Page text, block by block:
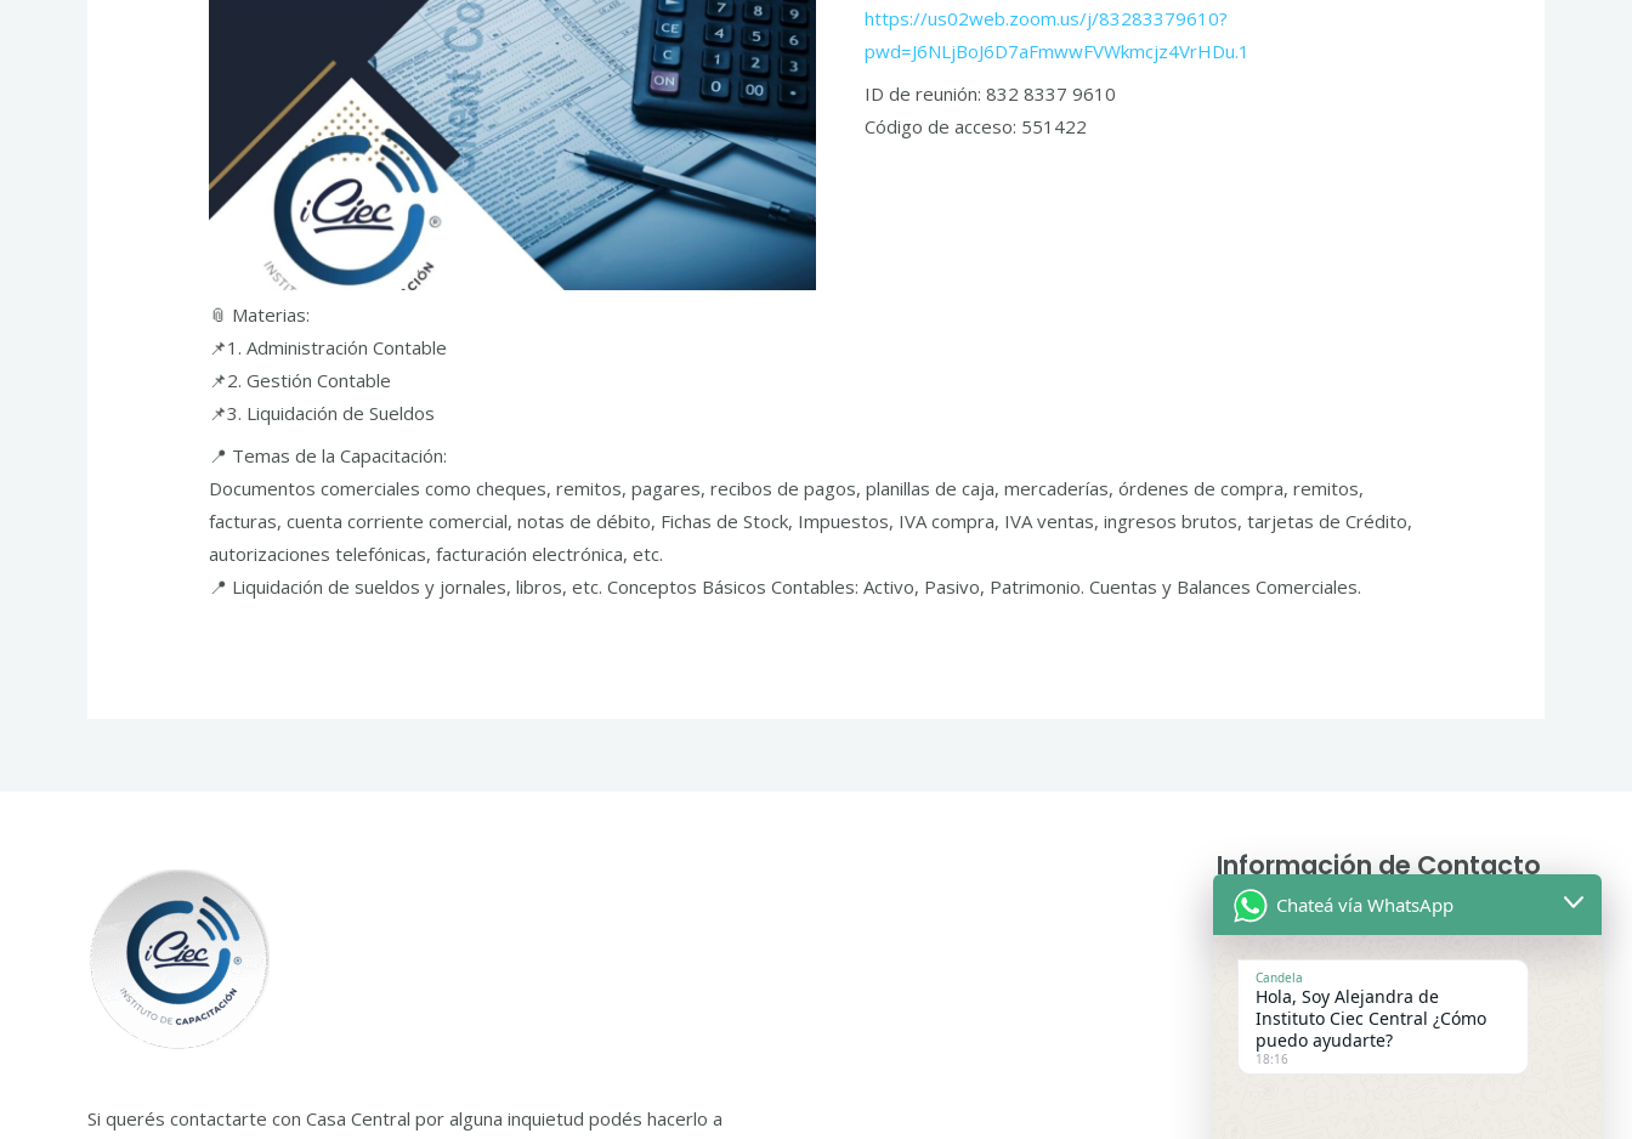
https://us02web.zoom.us/j/83283379610?
pwd=J6NLjBoJ6D7aFmwwFVWkmcjz4VrHDu.1
ID de reunión: 832 8337 9610
Código de acceso: 551422
📎 Materias:
📌1. Administración Contable
📌2. Gestión Contable
📌3. Liquidación de Sueldos
📍 Temas de la Capacitación:
Documentos comerciales como cheques, remitos, pagares, recibos de pagos, planillas de caja, mercaderías, órdenes de compra, remitos,
facturas, cuenta corriente comercial, notas de débito, Fichas de Stock, Impuestos, IVA compra, IVA ventas, ingresos brutos, tarjetas de Crédito,
autorizaciones telefónicas, facturación electrónica, etc.
📍 Liquidación de sueldos y jornales, libros, etc. Conceptos Básicos Contables: Activo, Pasivo, Patrimonio. Cuentas y Balances Comerciales.
Si querés contactarte con Casa Central por alguna inquietud podés hacerlo a
Información de Contacto
Asesoras Educativas
Lunes a sábados de 9.00 a 13:00 hs
WhatsApp:+54 9 11 2475-9699
Lunes a Viernes 15:00 a 21:00 hs –
WhatsApp:+54 9 3416 91-9167
Chateá vía WhatsApp
Candela
Hola, Soy Alejandra de
Instituto Ciec Central ¿Cómo
puedo ayudarte?
18:16